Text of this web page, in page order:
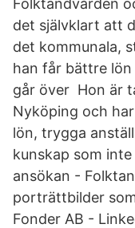
Folktandvården
det självklart att
det kommunala,
han får bättre
går över Hon är
Nyköping och
lön, trygga
kunskap som
ansökan -
porträttbilder
Fonder AB -